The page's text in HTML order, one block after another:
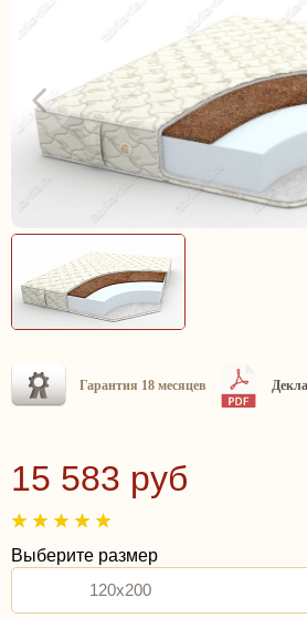
Гарантия 18 месяцев
15 583 руб
Выберите размер
120x200